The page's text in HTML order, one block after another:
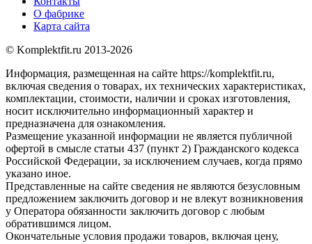
О фабрике
Карта сайта
© Komplektfit.ru 2013-2026
Информация, размещенная на сайте https://komplektfit.ru,
включая сведения о товарах, их технических характеристиках,
комплектации, стоимости, наличии и сроках изготовления,
носит исключительно информационный характер и
предназначена для ознакомления.
Размещение указанной информации не является публичной
офертой в смысле статьи 437 (пункт 2) Гражданского кодекса
Российской Федерации, за исключением случаев, когда прямо
указано иное.
Представленные на сайте сведения не являются безусловным
предложением заключить договор и не влекут возникновения
у Оператора обязанности заключить договор с любым
обратившимся лицом.
Окончательные условия продажи товаров, включая цену,